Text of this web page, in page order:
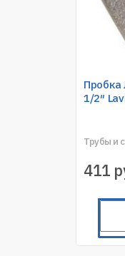
Пробка
1/2″
Трубы и
411